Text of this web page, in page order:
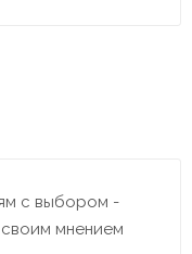
с выбором -
мнением